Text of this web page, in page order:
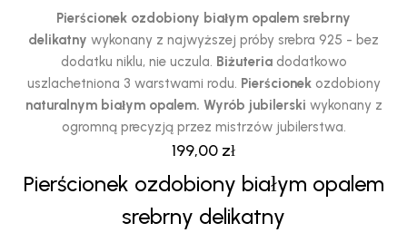
Pierścionek ozdobiony białym opalem
srebrny delikatny
199,00 zł
Pierścionek ozdobiony białym opalem srebrny
delikatny wykonany z najwyższej próby srebra 925 - bez
dodatku niklu, nie uczula. Biżuteriadodatkowo
uszlachetniona 3 warstwami rodu. Pierścionekozdobiony
naturalnym białym opalem. Wyrób jubilerski wykonany z
ogromną precyzją przez mistrzów jubilerstwa.
ma
wiele
wariantów.
Opcje
można
wybrać
na
produktu